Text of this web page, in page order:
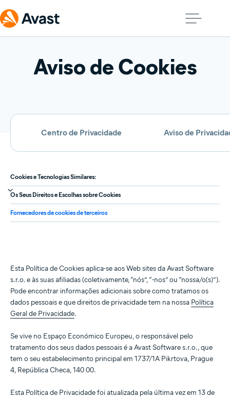
Aviso de Cookies
Centro de Privacidade Aviso de
Cookies e Tecnologias Similares:
Os Seus Direitos e Escolhas sobre Cookies
Fornecedores de cookies de terceiros
Esta Política de Cookies aplica-se aos Web sites da Avast Software
s.r.o. e às suas afiliadas (coletivamente, “nós”, “-nos” ou “nossa/o(s)”).
Pode encontrar informações adicionais sobre como tratamos os
dados pessoais e que direitos de privacidade tem na nossa Política
Geral de Privacidade.
Se vive no Espaço Económico Europeu, o responsável pelo
tratamento dos seus dados pessoais é a Avast Software s.r.o., que
tem o seu estabelecimento principal em 1737/1A Pikrtova, Prague
4, República Checa, 140 00.
Esta Política de Privacidade foi atualizada pela última vez em 13 de